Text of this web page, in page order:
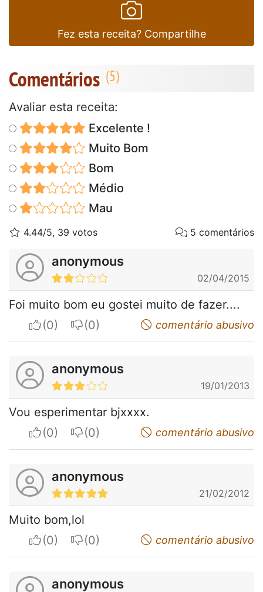
Fez esta receita? Compartilhe
Comentários
Avaliar esta receita:
Excelente !
Muito Bom
Bom
Médio
Mau
4.44/5, 39 votos 5 comentários
anonymous
02/04/2015
Foi muito bom eu gostei muito de fazer....
I apreciateI do not appreciatecomentário abusivo
anonymous
19/01/2013
Vou esperimentar bjxxxx.
I apreciateI do not appreciatecomentário abusivo
anonymous
21/02/2012
Muito bom,lol
I apreciateI do not appreciatecomentário abusivo
anonymous